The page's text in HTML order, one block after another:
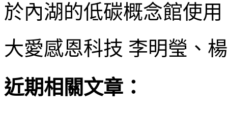
於內湖的低碳概念館使用
大愛感恩科技 李明瑩、
近期相關文章：